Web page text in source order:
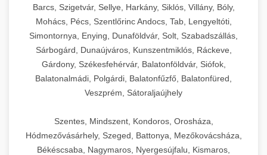
Barcs, Szigetvár, Sellye, Harkány, Siklós, Villány, Bóly,
Mohács, Pécs, Szentlőrinc Andocs, Tab, Lengyeltóti,
Simontornya, Enying, Dunaföldvár, Solt, Szabadszállás,
Sárbogárd, Dunaújváros, Kunszentmiklós, Ráckeve,
Gárdony, Székesfehérvár, Balatonföldvár, Siófok,
Balatonalmádi, Polgárdi, Balatonfűzfő, Balatonfüred,
Veszprém, Sátoraljaújhely
Szentes, Mindszent, Kondoros, Orosháza,
Hódmezővásárhely, Szeged, Battonya, Mezőkovácsháza,
Békéscsaba, Nagymaros, Nyergesújfalu, Kismaros,